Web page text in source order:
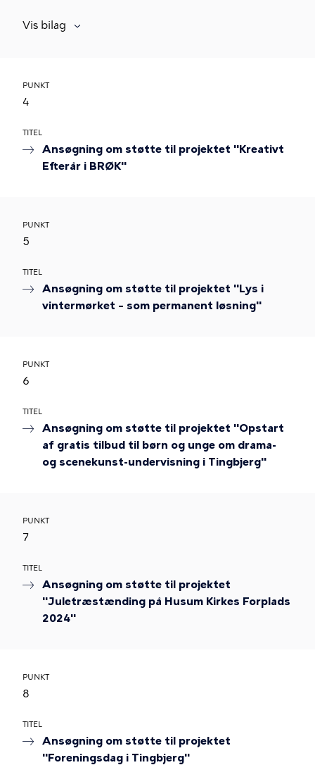
Vis bilag
PUNKT
4
TITEL
Ansøgning om støtte til projektet "Kreativt
Efterår i BRØK"
PUNKT
5
TITEL
Ansøgning om støtte til projektet "Lys i
vintermørket – som permanent løsning"
PUNKT
6
TITEL
Ansøgning om støtte til projektet "Opstart
af gratis tilbud til børn og unge om drama-
og scenekunst-undervisning i Tingbjerg"
PUNKT
7
TITEL
Ansøgning om støtte til projektet
"Juletræstænding på Husum Kirkes Forplads
2024"
PUNKT
8
TITEL
Ansøgning om støtte til projektet
"Foreningsdag i Tingbjerg"